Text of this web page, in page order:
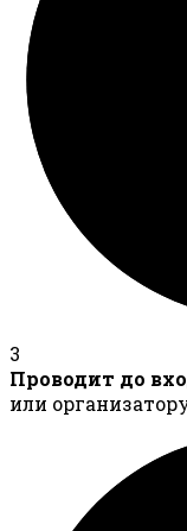
3
Проводит до
или